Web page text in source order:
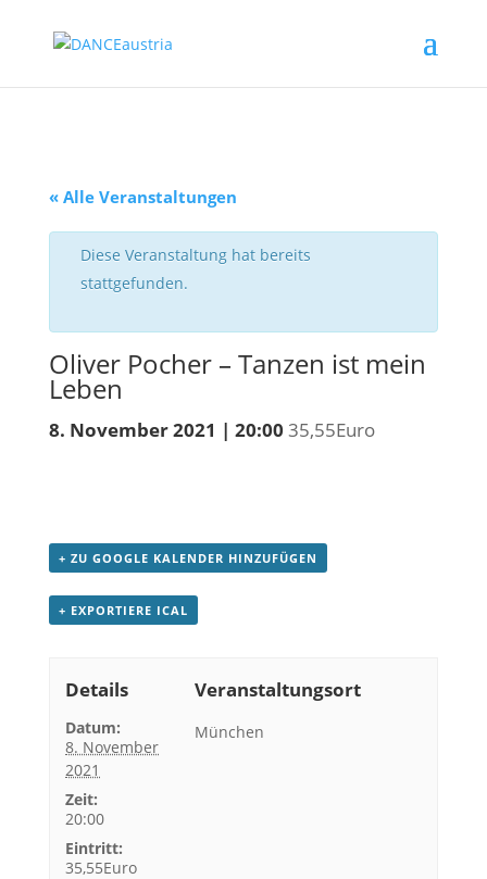
« Alle Veranstaltungen
Diese Veranstaltung hat bereits
stattgefunden.
Oliver Pocher – Tanzen ist mein
Leben
8. November 2021 | 20:00 35,55Euro
+ ZU GOOGLE KALENDER HINZUFÜGEN
+ EXPORTIERE ICAL
Details
Datum:
8. November
2021
Zeit:
20:00
Eintritt:
35,55Euro
Veranstaltungsort
München